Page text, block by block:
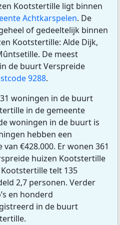
Kootstertille ligt binnen
Achtkarspelen. De
of gedeeltelijk binnen
Kootstertille: Alde Dijk,
De meest
de buurt Verspreide
9288.
woningen in de buurt
in de gemeente
woningen in de buurt is
hebben een
van €428.000. Er wonen 361
huizen Kootstertille
telt 135
2,7 personen. Verder
en honderd
in de buurt